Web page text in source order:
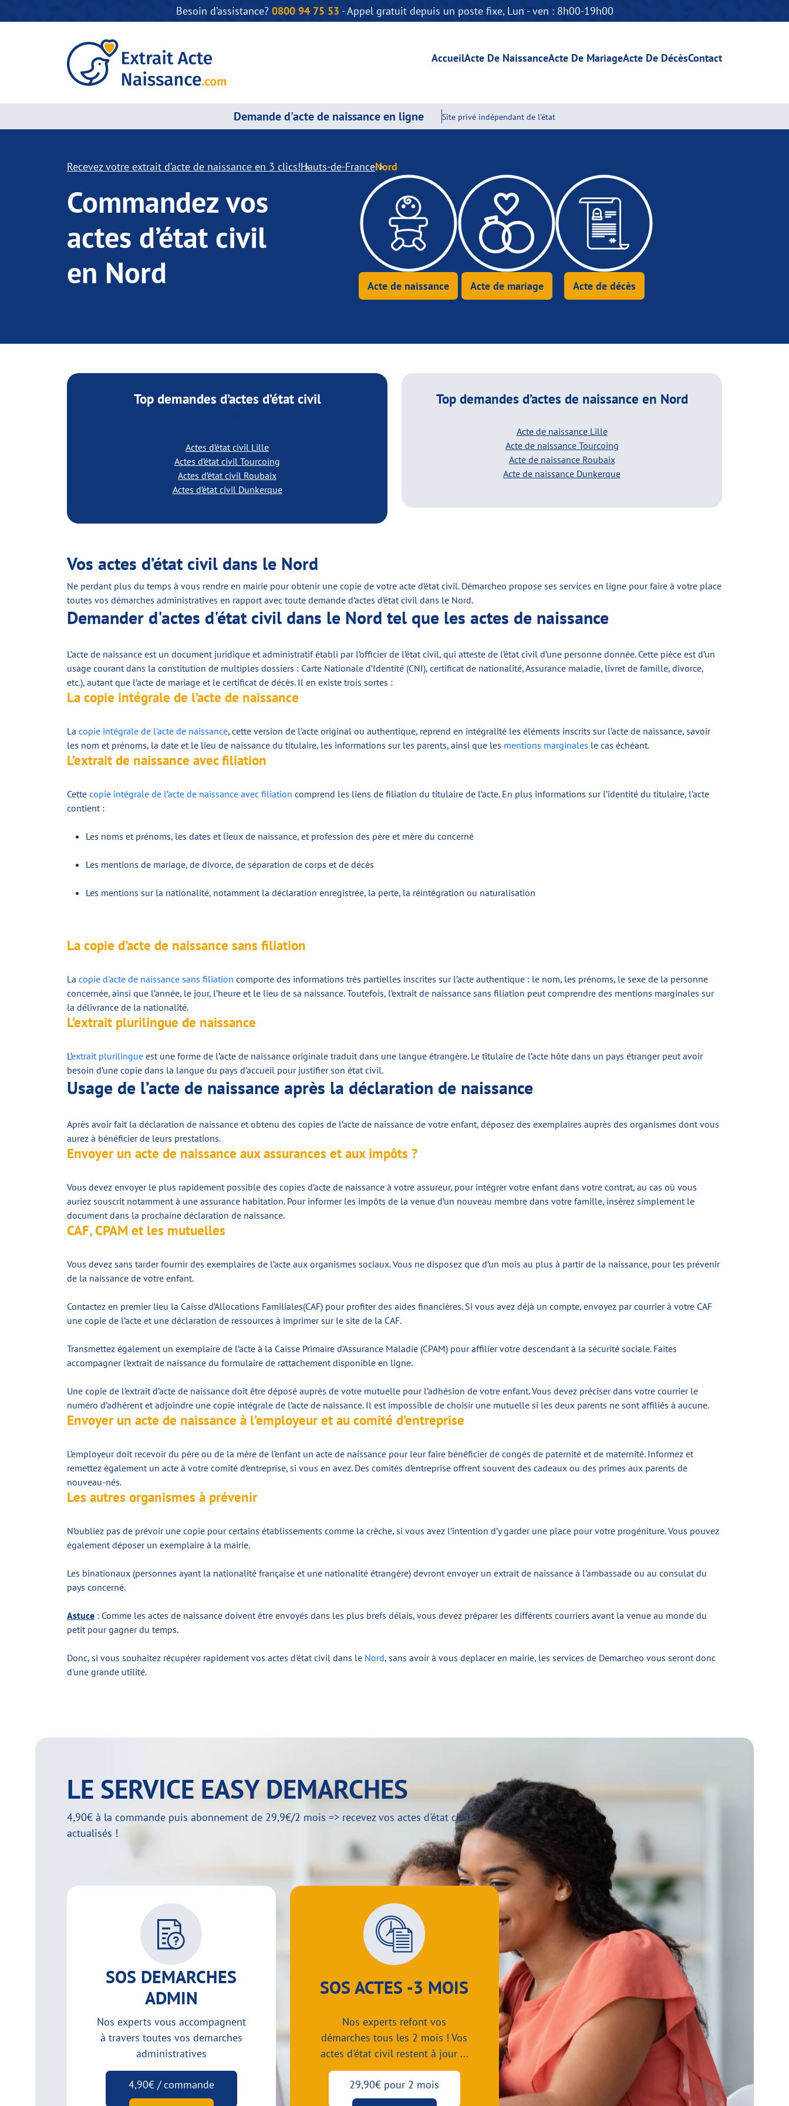
Besoin d’assistance? 0800 94 75 53 - Appel gratuit depuis un poste fixe, Lun - ven : 8h00-19h00
AccueilActe De NaissanceActe De MariageActe De DécèsContact
Demande d'acte de naissance en ligne Site privé indépendant de l'état
Recevez votre extrait d’acte de naissance en 3 clics!Hauts-de-FranceNord
Commandez vos
actes d’état civil
en Nord
Acte de naissance Acte de mariage Acte de décès
Top demandes d’actes d’état civil
Actes d’état civil Lille
Actes d’état civil Tourcoing
Actes d’état civil Roubaix
Actes d’état civil Dunkerque
Top demandes d’actes de naissance en Nord
Acte de naissance Lille
Acte de naissance Tourcoing
Acte de naissance Roubaix
Acte de naissance Dunkerque
Vos actes d’état civil dans le Nord
Ne perdant plus du temps à vous rendre en mairie pour obtenir une copie de votre acte d’état civil. Démarcheo propose ses services en ligne pour faire à votre place
toutes vos démarches administratives en rapport avec toute demande d’actes d’état civil dans le Nord.
Demander d'actes d'état civil dans le Nord tel que les actes de naissance
L’acte de naissance est un document juridique et administratif établi par l’officier de l’état civil, qui atteste de l’état civil d’une personne donnée. Cette pièce est d’un
usage courant dans la constitution de multiples dossiers : Carte Nationale d’Identité (CNI), certificat de nationalité, Assurance maladie, livret de famille, divorce,
etc.), autant que l’acte de mariage et le certificat de décès. Il en existe trois sortes :
La copie intégrale de l’acte de naissance
La copie intégrale de l'acte de naissance, cette version de l’acte original ou authentique, reprend en intégralité les éléments inscrits sur l’acte de naissance, savoir
les nom et prénoms, la date et le lieu de naissance du titulaire, les informations sur les parents, ainsi que les mentions marginales le cas échéant.
L’extrait de naissance avec filiation
Cette copie intégrale de l’acte de naissance avec filiation comprend les liens de filiation du titulaire de l’acte. En plus informations sur l’identité du titulaire, l’acte
contient :
Les noms et prénoms, les dates et lieux de naissance, et profession des père et mère du concerné
Les mentions de mariage, de divorce, de séparation de corps et de décès
Les mentions sur la nationalité, notamment la déclaration enregistrée, la perte, la réintégration ou naturalisation
La copie d’acte de naissance sans filiation
La copie d'acte de naissance sans filiation comporte des informations très partielles inscrites sur l’acte authentique : le nom, les prénoms, le sexe de la personne
concernée, ainsi que l’année, le jour, l’heure et le lieu de sa naissance. Toutefois, l’extrait de naissance sans filiation peut comprendre des mentions marginales sur
la délivrance de la nationalité.
L’extrait plurilingue de naissance
L’extrait plurilingue est une forme de l’acte de naissance originale traduit dans une langue étrangère. Le titulaire de l’acte hôte dans un pays étranger peut avoir
besoin d’une copie dans la langue du pays d’accueil pour justifier son état civil.
Usage de l’acte de naissance après la déclaration de naissance
Après avoir fait la déclaration de naissance et obtenu des copies de l’acte de naissance de votre enfant, déposez des exemplaires auprès des organismes dont vous
aurez à bénéficier de leurs prestations.
Envoyer un acte de naissance aux assurances et aux impôts ?
Vous devez envoyer le plus rapidement possible des copies d’acte de naissance à votre assureur, pour intégrer votre enfant dans votre contrat, au cas où vous
auriez souscrit notamment à une assurance habitation. Pour informer les impôts de la venue d’un nouveau membre dans votre famille, insérez simplement le
document dans la prochaine déclaration de naissance.
CAF, CPAM et les mutuelles
Vous devez sans tarder fournir des exemplaires de l’acte aux organismes sociaux. Vous ne disposez que d’un mois au plus à partir de la naissance, pour les prévenir
de la naissance de votre enfant.
Contactez en premier lieu la Caisse d’Allocations Familiales(CAF) pour profiter des aides financières. Si vous avez déjà un compte, envoyez par courrier à votre CAF
une copie de l’acte et une déclaration de ressources à imprimer sur le site de la CAF.
Transmettez également un exemplaire de l’acte à la Caisse Primaire d’Assurance Maladie (CPAM) pour affilier votre descendant à la sécurité sociale. Faites
accompagner l’extrait de naissance du formulaire de rattachement disponible en ligne.
Une copie de l’extrait d’acte de naissance doit être déposé auprès de votre mutuelle pour l’adhésion de votre enfant. Vous devez préciser dans votre courrier le
numéro d’adhérent et adjoindre une copie intégrale de l’acte de naissance. Il est impossible de choisir une mutuelle si les deux parents ne sont affiliés à aucune.
Envoyer un acte de naissance à l’employeur et au comité d’entreprise
L’employeur doit recevoir du père ou de la mère de l’enfant un acte de naissance pour leur faire bénéficier de congés de paternité et de maternité. Informez et
remettez également un acte à votre comité d’entreprise, si vous en avez. Des comités d’entreprise offrent souvent des cadeaux ou des primes aux parents de
nouveau-nés.
Les autres organismes à prévenir
N’oubliez pas de prévoir une copie pour certains établissements comme la crèche, si vous avez l’intention d’y garder une place pour votre progéniture. Vous pouvez
également déposer un exemplaire à la mairie.
Les binationaux (personnes ayant la nationalité française et une nationalité étrangère) devront envoyer un extrait de naissance à l’ambassade ou au consulat du
pays concerné.
Astuce : Comme les actes de naissance doivent être envoyés dans les plus brefs délais, vous devez préparer les différents courriers avant la venue au monde du
petit pour gagner du temps.
Donc, si vous souhaitez récupérer rapidement vos actes d'état civil dans le Nord, sans avoir à vous deplacer en mairie, les services de Demarcheo vous seront donc
d'une grande utilité.
LE SERVICE EASY DEMARCHES
4,90€ à la commande puis abonnement de 29,9€/2 mois => recevez vos actes d'état civil
actualisés !
SOS DEMARCHES
ADMIN
Nos experts vous accompagnent
à travers toutes vos demarches
administratives
4,90€ / commande
SOS ACTES -3 MOIS
Nos experts refont vos
démarches tous les 2 mois ! Vos
actes d'état civil restent à jour ...
29,90€ pour 2 mois